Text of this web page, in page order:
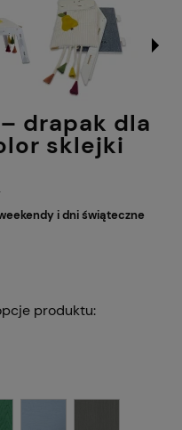
– drapak dla
sklejki
i dni świąteczne
produktu: